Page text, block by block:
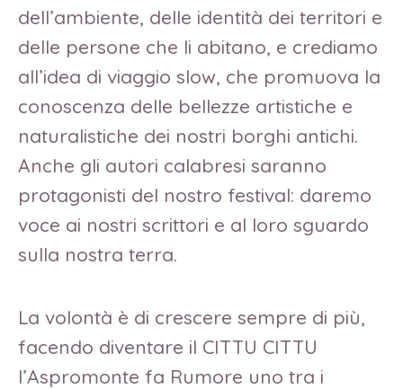
dell’ambiente, delle identità dei territori e
delle persone che li abitano, e crediamo
all’idea di viaggio slow, che promuova la
conoscenza delle bellezze artistiche e
naturalistiche dei nostri borghi antichi.
Anche gli autori calabresi saranno
protagonisti del nostro festival: daremo
voce ai nostri scrittori e al loro sguardo
sulla nostra terra.
La volontà è di crescere sempre di più,
facendo diventare il CITTU CITTU
l’Aspromonte fa Rumore uno tra i